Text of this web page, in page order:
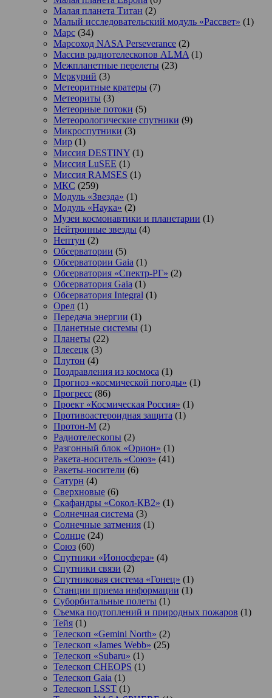
Малая планета Титан (2)
Малый исследовательский модуль «Рассвет» (1)
Марс (34)
Марсоход NASA Perseverance (2)
Массив радиотелескопов ALMA (1)
Межпланетные перелеты (23)
Меркурий (3)
Метеоритные кратеры (7)
Метеориты (3)
Метеорные потоки (5)
Метеорологические спутники (9)
Микроспутники (3)
Мир (1)
Миссия DESTINY (1)
Миссия LuSEE (1)
Миссия RAMSES (1)
МКС (259)
Модуль «Звезда» (1)
Модуль «Наука» (2)
Музеи космонавтики и планетарии (1)
Нейтронные звезды (4)
Нептун (2)
Обсерватории (5)
Обсерватории Gaia (1)
Обсерватория «Спектр-РГ» (2)
Обсерватория Gaia (1)
Обсерватория Integral (1)
Орел (1)
Передача энергии (1)
Планетные системы (1)
Планеты (22)
Плесецк (3)
Плутон (4)
Поздравления из космоса (1)
Прогноз «космической погоды» (1)
Прогресс (86)
Проект «Космическая Россия» (1)
Противоастероидная защита (1)
Протон-М (2)
Радиотелескопы (2)
Разгонный блок «Орион» (1)
Ракета-носитель «Союз» (41)
Ракеты-носители (6)
Сатурн (4)
Сверхновые (6)
Скафандры «Сокол-КВ2» (1)
Солнечная система (3)
Солнечные затмения (1)
Солнце (24)
Союз (60)
Спутники «Ионосфера» (4)
Спутники связи (2)
Спутниковая система «Гонец» (1)
Станции приема информации (1)
Суборбитальные полеты (1)
Съемка подтоплений и природных пожаров (1)
Тейя (1)
Телескоп «Gemini North» (2)
Телескоп «James Webb» (25)
Телескоп «Subaru» (1)
Телескоп CHEOPS (1)
Телескоп Gaia (1)
Телескоп LSST (1)